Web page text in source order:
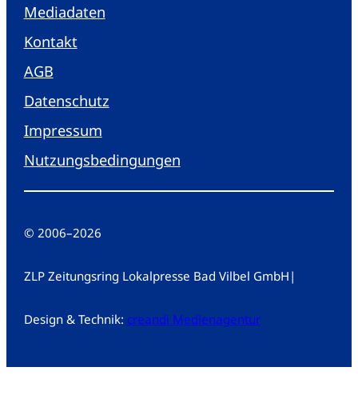
Mediadaten
Kontakt
AGB
Datenschutz
Impressum
Nutzungsbedingungen
© 2006–2026
ZLP Zeitungsring Lokalpresse Bad Vilbel GmbH |
Design & Technik: creandi Medienagentur